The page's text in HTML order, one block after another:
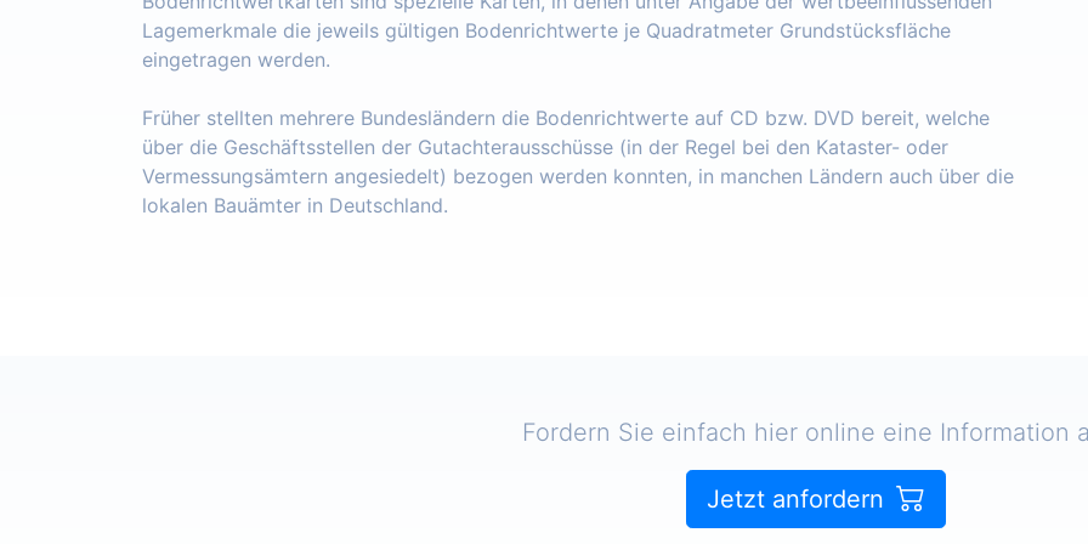
Lagemerkmale die jeweils gültigen Bodenrichtwerte je Quadratmeter Grundstücksfläche
eingetragen werden.
Früher stellten mehrere Bundesländern die Bodenrichtwerte auf CD bzw. DVD bereit, welche
über die Geschäftsstellen der Gutachterausschüsse (in der Regel bei den Kataster- oder
Vermessungsämtern angesiedelt) bezogen werden konnten, in manchen Ländern auch über die
lokalen Bauämter in Deutschland.
Fordern Sie einfach hier online eine Information
Jetzt anfordern